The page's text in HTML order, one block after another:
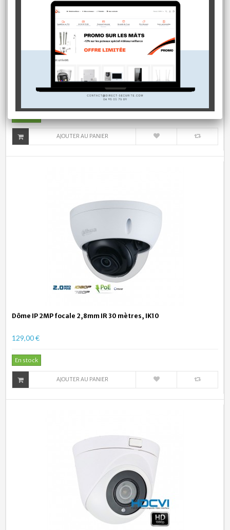
Caméra de surveillance 2MP HDCVI zoom...
AJOUTER AU PANIER
Dôme IP 2MP focale 2,8mm IR 30 mètres, IK10
129,00 €
En stock
AJOUTER AU PANIER